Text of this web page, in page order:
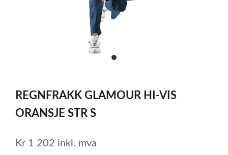
item
of
1
REGNFRAKK GLAMOUR HI-VIS
ORANSJE STR S
Kr 1 202 inkl. mva